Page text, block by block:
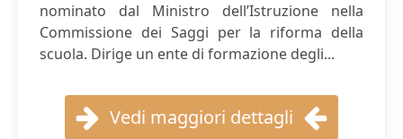
nominato dal Ministro dell’Istruzione nella
Commissione dei Saggi per la riforma della
scuola. Dirige un ente di formazione degli...
Vedi maggiori dettagli